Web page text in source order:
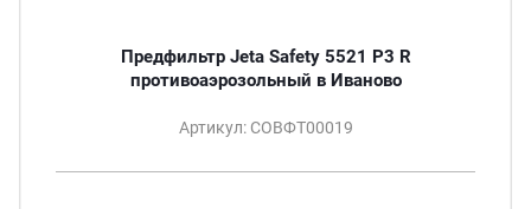
Предфильтр Jeta Safety 5521 P3 R
противоаэрозольный в Иваново
Артикул: СОВФТ00019